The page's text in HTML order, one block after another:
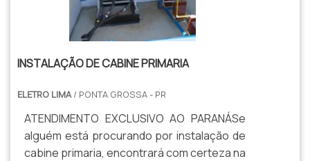
INSTALAÇÃO DE CABINE PRIMARIA
ELETRO LIMA/ PONTA GROSSA - PR
ATENDIMENTO EXCLUSIVO AO PARANÁSe
alguém está procurando por instalação de
cabine primaria, encontrará com certeza na